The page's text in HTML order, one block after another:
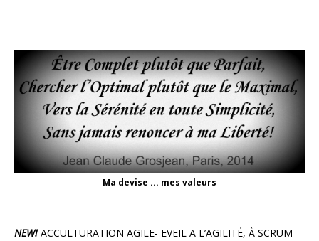
Ma devise ... mes valeurs
NEW!ACCULTURATION AGILE- EVEIL A L’AGILITÉ, À SCRUM